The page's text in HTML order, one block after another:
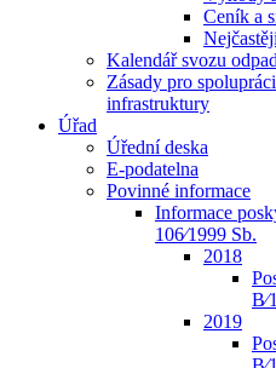
Ceník a
Kalendář svozu
Zásady pro
infrastruktury
Úřad
Úřední deska
E-podatelna
Povinné informace
Informace
106⁄1999 Sb.
2018
2019